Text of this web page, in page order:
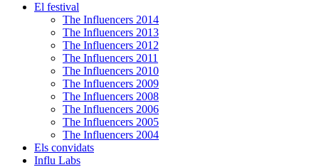
El festival
The Influencers 2014
The Influencers 2013
The Influencers 2012
The Influencers 2011
The Influencers 2010
The Influencers 2009
The Influencers 2008
The Influencers 2006
The Influencers 2005
The Influencers 2004
Els convidats
Influ Labs